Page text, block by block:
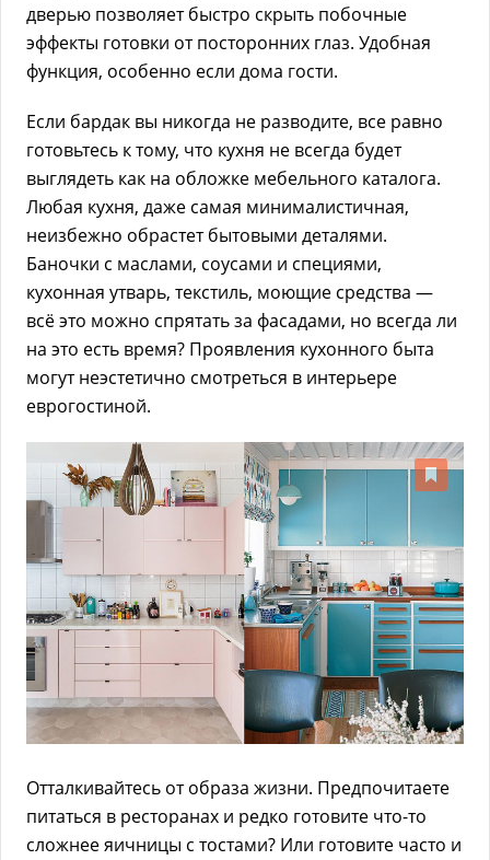
дверью позволяет быстро скрыть побочные
эффекты готовки от посторонних глаз. Удобная
функция, особенно если дома гости.
Если бардак вы никогда не разводите, все равно
готовьтесь к тому, что кухня не всегда будет
выглядеть как на обложке мебельного каталога.
Любая кухня, даже самая минималистичная,
неизбежно обрастет бытовыми деталями.
Баночки с маслами, соусами и специями,
кухонная утварь, текстиль, моющие средства —
всё это можно спрятать за фасадами, но всегда ли
на это есть время? Проявления кухонного быта
могут неэстетично смотреться в интерьере
еврогостиной.
Отталкивайтесь от образа жизни. Предпочитаете
питаться в ресторанах и редко готовите что-то
сложнее яичницы с тостами? Или готовите часто и